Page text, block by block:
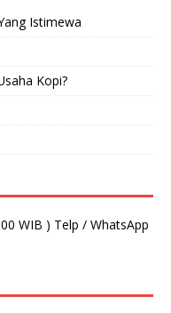
Istimewa
Kopi?
WIB ) Telp / WhatsApp